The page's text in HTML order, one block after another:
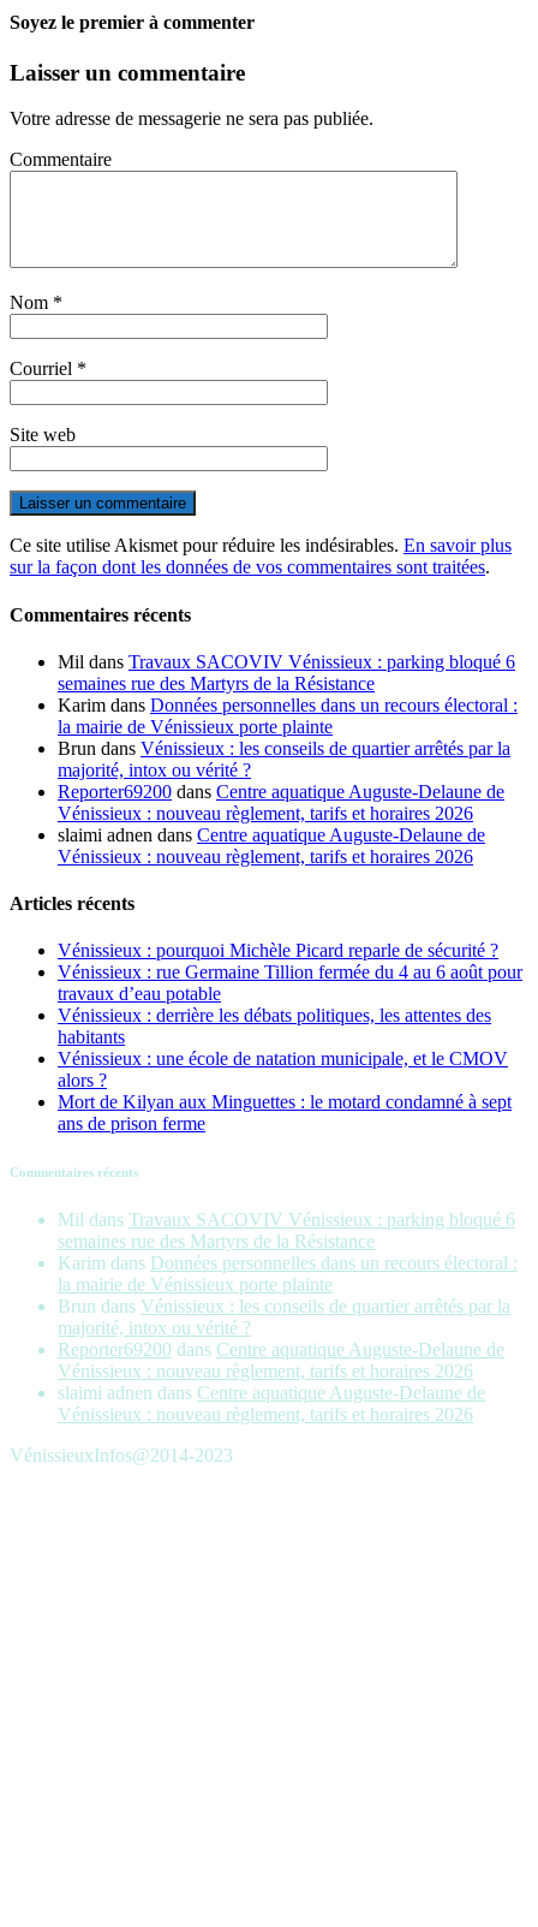
Soyez le premier à commenter
Laisser un commentaire
Votre adresse de messagerie ne sera pas publiée.
Commentaire
Nom *
Courriel *
Site web
Ce site utilise Akismet pour réduire les indésirables. En savoir plus
sur la façon dont les données de vos commentaires sont traitées.
Commentaires récents
Mil dans Travaux SACOVIV Vénissieux : parking bloqué 6
semaines rue des Martyrs de la Résistance
Karim dans Données personnelles dans un recours électoral :
la mairie de Vénissieux porte plainte
Brun dans Vénissieux : les conseils de quartier arrêtés par la
majorité, intox ou vérité ?
Reporter69200 dans Centre aquatique Auguste-Delaune de
Vénissieux : nouveau règlement, tarifs et horaires 2026
slaimi adnen dans Centre aquatique Auguste-Delaune de
Vénissieux : nouveau règlement, tarifs et horaires 2026
Articles récents
Vénissieux : pourquoi Michèle Picard reparle de sécurité ?
Vénissieux : rue Germaine Tillion fermée du 4 au 6 août pour
travaux d’eau potable
Vénissieux : derrière les débats politiques, les attentes des
habitants
Vénissieux : une école de natation municipale, et le CMOV
alors ?
Mort de Kilyan aux Minguettes : le motard condamné à sept
ans de prison ferme
Commentaires récents
Mil dans Travaux SACOVIV Vénissieux : parking bloqué 6
semaines rue des Martyrs de la Résistance
Karim dans Données personnelles dans un recours électoral :
la mairie de Vénissieux porte plainte
Brun dans Vénissieux : les conseils de quartier arrêtés par la
majorité, intox ou vérité ?
Reporter69200 dans Centre aquatique Auguste-Delaune de
Vénissieux : nouveau règlement, tarifs et horaires 2026
slaimi adnen dans Centre aquatique Auguste-Delaune de
Vénissieux : nouveau règlement, tarifs et horaires 2026
VénissieuxInfos@2014-2023